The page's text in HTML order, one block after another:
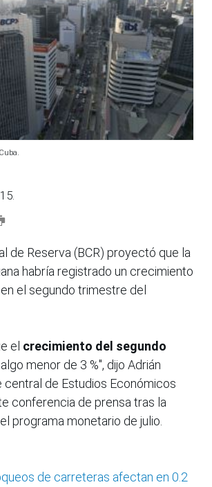
de Reserva (BCR) proyectó que la
habría registrado un crecimiento
el segundo trimestre del
el crecimiento del segundo
menor de 3 %", dijo Adrián
central de Estudios Económicos
conferencia de prensa tras la
programa monetario de julio.
de carreteras afectan en 0.2